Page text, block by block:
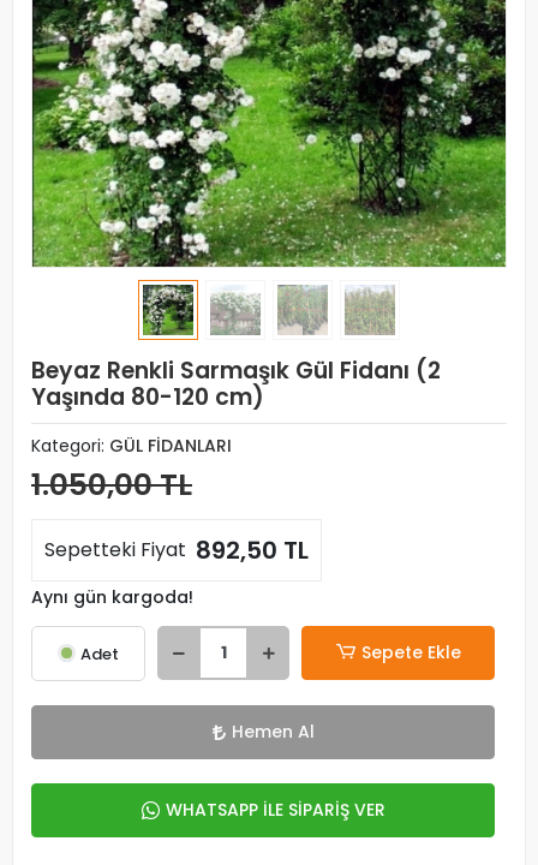
Beyaz Renkli Sarmaşık Gül Fidanı (2
Yaşında 80-120 cm)
Kategori: GÜL FİDANLARI
1.050,00 TL
Sepetteki Fiyat 892,50 TL
Aynı gün kargoda!
Adet Sepete Ekle
Hemen Al
WHATSAPP İLE SİPARİŞ VER